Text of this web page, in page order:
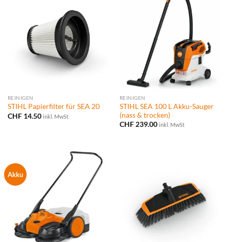
REINIGEN
STIHL Papierfilter für SEA 20
CHF14.50 inkl. MwSt
REINIGEN
STIHL SEA 100 L Akku-Sauger
(nass & trocken)
CHF239.00 inkl. MwSt
Akku